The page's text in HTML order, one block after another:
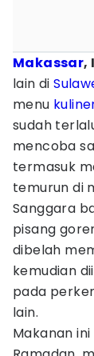
Makassar,
lain di
menu
sudah
mencoba
termasuk
temurun di
Sanggara
pisang
dibelah
kemudian
pada
lain.
Makanan